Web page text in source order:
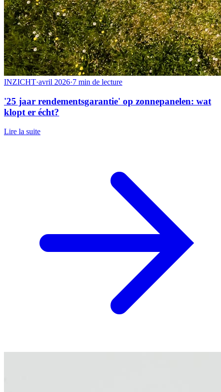
INZICHT·avril 2026·7 min de lecture
'25 jaar rendementsgarantie' op zonnepanelen: wat
klopt er écht?
Lire la suite